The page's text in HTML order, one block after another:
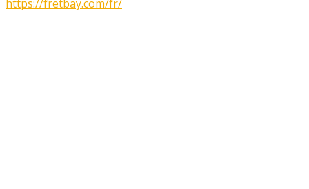
https://fretbay.com/fr/